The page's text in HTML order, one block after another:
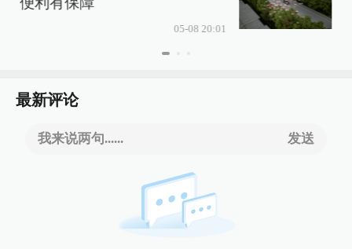
05-08 20:01
最新评论
我来说两句...... 发送